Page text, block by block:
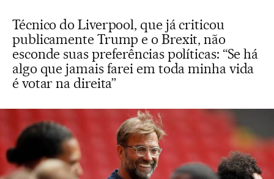
Técnico do Liverpool, que já criticou
publicamente Trump e o Brexit, não
esconde suas preferências políticas: “Se há
algo que jamais farei em toda minha vida
é votar na direita”